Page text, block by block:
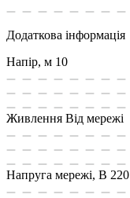
Додаткова інформація
Напір, м 10
Живлення Від мережі
Напруга мережі, В 220